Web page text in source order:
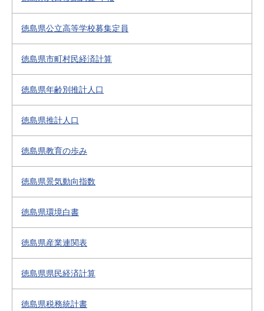
徳島県公立高等学校募集定員
徳島県市町村民経済計算
徳島県年齢別推計人口
徳島県推計人口
徳島県教育の歩み
徳島県景気動向指数
徳島県環境白書
徳島県産業連関表
徳島県県民経済計算
徳島県税務統計書